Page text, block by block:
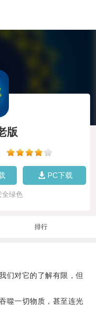
版
PC下载
全绿色
排行
对它的了解有限，但
一切物质，甚至连光